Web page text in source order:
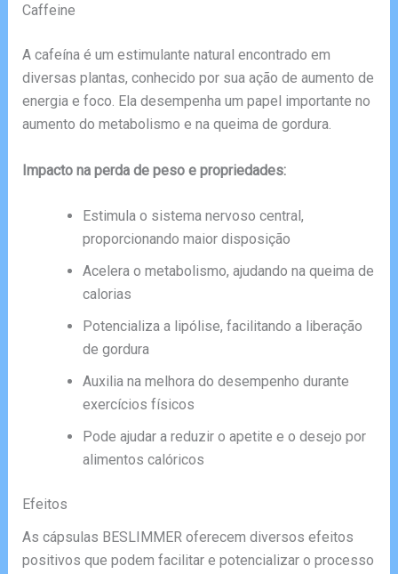
Caffeine
A cafeína é um estimulante natural encontrado em
diversas plantas, conhecido por sua ação de aumento de
energia e foco. Ela desempenha um papel importante no
aumento do metabolismo e na queima de gordura.
Impacto na perda de peso e propriedades:
Estimula o sistema nervoso central,
proporcionando maior disposição
Acelera o metabolismo, ajudando na queima de
calorias
Potencializa a lipólise, facilitando a liberação
de gordura
Auxilia na melhora do desempenho durante
exercícios físicos
Pode ajudar a reduzir o apetite e o desejo por
alimentos calóricos
Efeitos
As cápsulas BESLIMMER oferecem diversos efeitos
positivos que podem facilitar e potencializar o processo